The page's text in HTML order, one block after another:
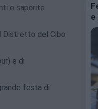
e saporite
Distretto del Cibo
e di
festa di
e